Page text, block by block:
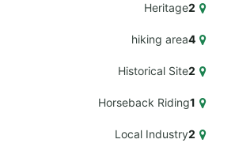
2
Heritage
4
hiking area
2
Historical Site
1
Horseback Riding
2
Local Industry